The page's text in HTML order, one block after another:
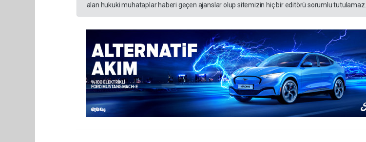
alan hukuki muhataplar haberi geçen ajanslar olup sitemizin hiç bir editörü sorumlu tutulamaz...